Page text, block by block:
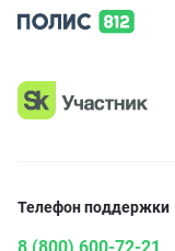
Телефон поддержки